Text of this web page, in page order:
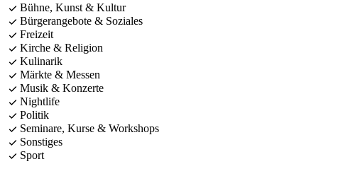
Bühne, Kunst & Kultur
Bürgerangebote & Soziales
Freizeit
Kirche & Religion
Kulinarik
Märkte & Messen
Musik & Konzerte
Nightlife
Politik
Seminare, Kurse & Workshops
Sonstiges
Sport